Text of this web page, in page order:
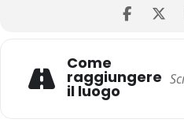
Come
raggiungere
il luogo